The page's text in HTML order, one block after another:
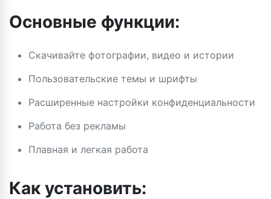
Основные функции:
Скачивайте фотографии, видео и истории
Пользовательские темы и шрифты
Расширенные настройки конфиденциальности
Работа без рекламы
Плавная и легкая работа
Как установить: